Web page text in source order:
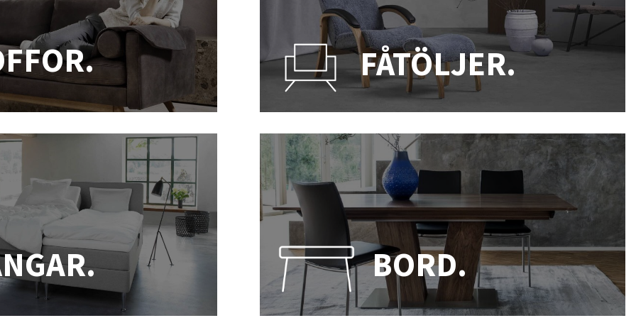
FÅTÖLJER.
BORD.